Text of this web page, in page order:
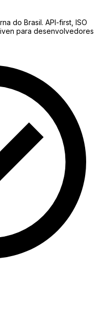
do Brasil. API-first, ISO
para desenvolvedores